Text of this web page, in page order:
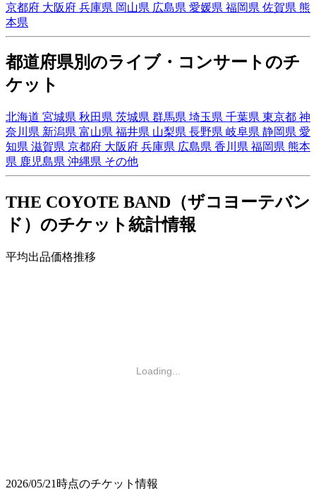
京都府 大阪府 兵庫県 岡山県 広島県 愛媛県 福岡県 佐賀県 熊
本県
都道府県別のライブ・コンサートのチ
ケット
北海道 宮城県 秋田県 茨城県 群馬県 埼玉県 千葉県 東京都 神
奈川県 新潟県 富山県 福井県 山梨県 長野県 岐阜県 静岡県 愛
知県 滋賀県 京都府 大阪府 兵庫県 広島県 香川県 福岡県 熊本
県 鹿児島県 沖縄県 その他
THE COYOTE BAND（ザコヨーテバン
ド）のチケット統計情報
平均出品価格推移
Loading...
2026/05/21時点のチケット情報